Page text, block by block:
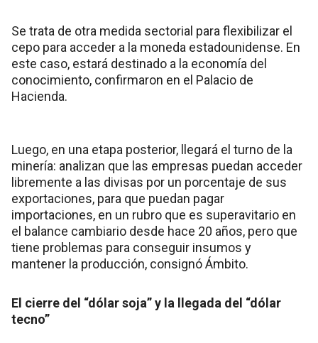
Se trata de otra medida sectorial para flexibilizar el
cepo para acceder a la moneda estadounidense. En
este caso, estará destinado a la economía del
conocimiento, confirmaron en el Palacio de
Hacienda.
Luego, en una etapa posterior, llegará el turno de la
minería: analizan que las empresas puedan acceder
libremente a las divisas por un porcentaje de sus
exportaciones, para que puedan pagar
importaciones, en un rubro que es superavitario en
el balance cambiario desde hace 20 años, pero que
tiene problemas para conseguir insumos y
mantener la producción, consignó Ámbito.
El cierre del “dólar soja” y la llegada del “dólar
tecno”